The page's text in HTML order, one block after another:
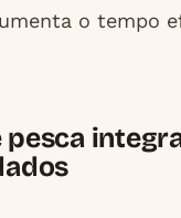
o tempo
pesca